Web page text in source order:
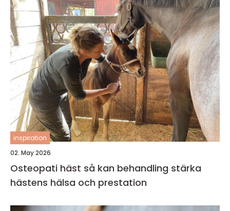
inspiration
02. May 2026
Osteopati häst så kan behandling stärka
hästens hälsa och prestation